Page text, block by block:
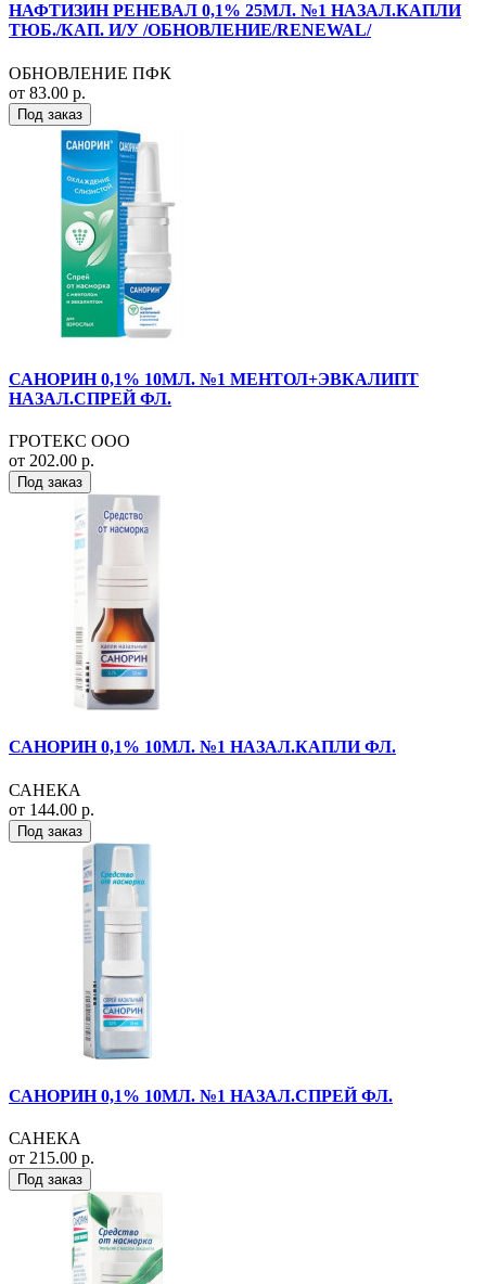
НАФТИЗИН РЕНЕВАЛ 0,1% 25МЛ. №1 НАЗАЛ.КАПЛИ
ТЮБ./КАП. И/У /ОБНОВЛЕНИЕ/RENEWAL/
ОБНОВЛЕНИЕ ПФК
от 83.00 р.
Под заказ
САНОРИН 0,1% 10МЛ. №1 МЕНТОЛ+ЭВКАЛИПТ
НАЗАЛ.СПРЕЙ ФЛ.
ГРОТЕКС ООО
от 202.00 р.
Под заказ
САНОРИН 0,1% 10МЛ. №1 НАЗАЛ.КАПЛИ ФЛ.
САНЕКА
от 144.00 р.
Под заказ
САНОРИН 0,1% 10МЛ. №1 НАЗАЛ.СПРЕЙ ФЛ.
САНЕКА
от 215.00 р.
Под заказ